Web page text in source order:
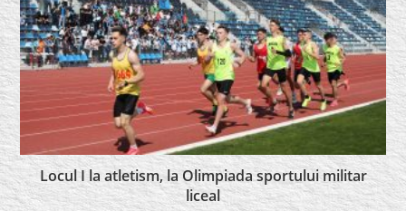
Locul I la atletism, la Olimpiada sportului militar
liceal